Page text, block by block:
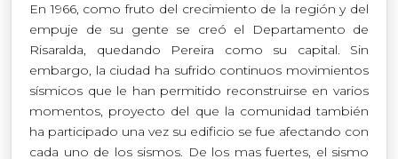
En 1966, como fruto del crecimiento de la región y del
empuje de su gente se creó el Departamento de
Risaralda, quedando Pereira como su capital. Sin
embargo, la ciudad ha sufrido continuos movimientos
sísmicos que le han permitido reconstruirse en varios
momentos, proyecto del que la comunidad también
ha participado una vez su edificio se fue afectando con
cada uno de los sismos. De los mas fuertes, el sismo